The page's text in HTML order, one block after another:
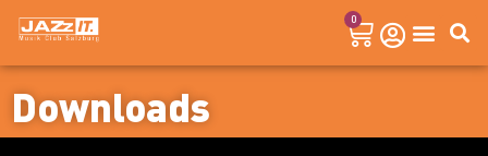
0
Downloads